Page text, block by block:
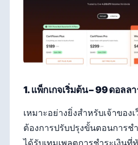
1. แพ็กเกจเริ่มต้น – 99 ดอลล
เหมาะอย่างยิ่งสำหรับเจ้าของ
ต้องการปรับปรุงขั้นตอนการช
ได้รับเทมเพลตการชำระเงิน